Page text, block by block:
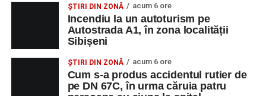
Ultimele știri din Sebeș
Incendiu la un autoturism pe Autostrada A1, în zona
localității Sibișeni
Școala de Fotbal Valea Frumoasei își întărește
lotul pentru noul sezon. Trei achiziții și performanțe
ȘTIRI DIN ZONĂ acum 6 ore
Incendiu la un autoturism pe
Autostrada A1, în zona localității
Sibișeni
ȘTIRI DIN ZONĂ acum 6 ore
Cum s-a produs accidentul rutier de
pe DN 67C, în urma căruia patru